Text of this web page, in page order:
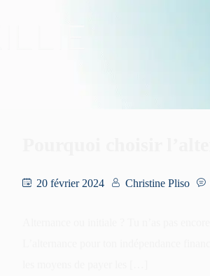
20 février 2024 Christine Pliso